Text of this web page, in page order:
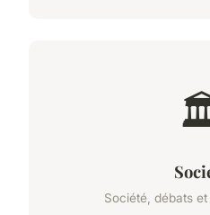
Société, débats